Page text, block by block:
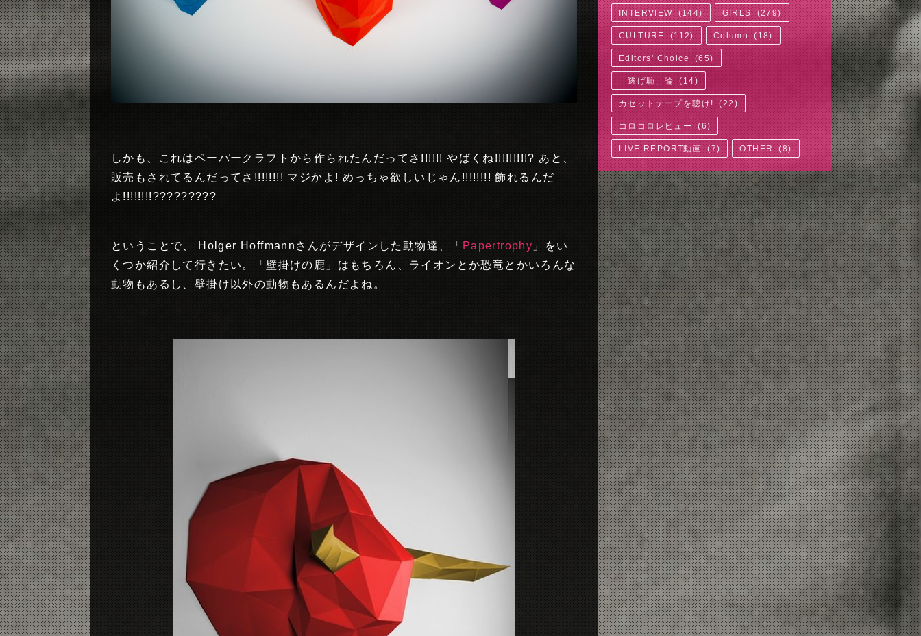
しかも、これはペーパークラフトから作られたんだってさ!!!!!! やばくね!!!!!!!!!? あと、
販売もされてるんだってさ!!!!!!!! マジかよ! めっちゃ欲しいじゃん!!!!!!!! 飾れるんだ
よ!!!!!!!!?????????
ということで、 Holger Hoffmannさんがデザインした動物達、「 Papertrophy 」をい
くつか紹介して行きたい。「壁掛けの鹿」はもちろん、ライオンとか恐竜とかいろんな
動物もあるし、壁掛け以外の動物もあるんだよね。
INTERVIEW (144) GIRLS (279)
CULTURE (112) Column (18)
Editors' Choice (65)
「逃げ恥」論 ( 14)
カセットテープを聴け! (22 )
コロコロレビュー (6)
LIVE REPORT動画 (7) OTHER (8)